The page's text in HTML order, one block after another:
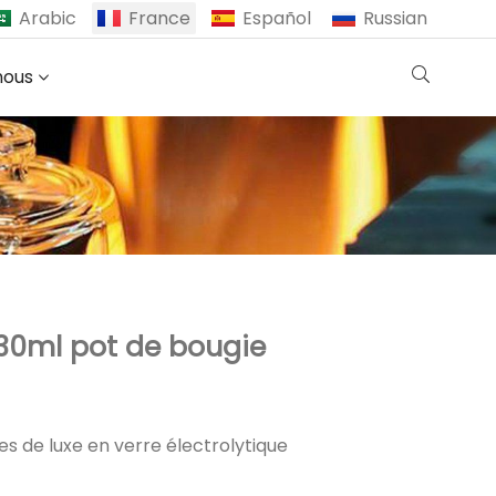
Arabic France Español Russian
pot de bougie
de luxe en verre électrolytique